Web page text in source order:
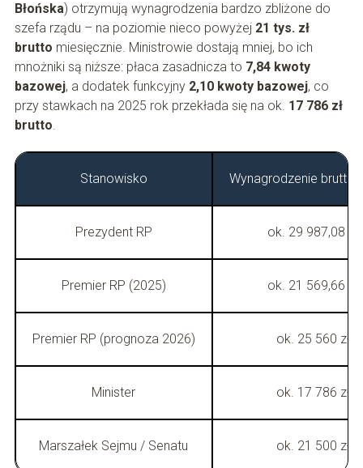
Błońska) otrzymują wynagrodzenia bardzo zbliżone do
szefa rządu – na poziomie nieco powyżej 21 tys. zł
brutto miesięcznie. Ministrowie dostają mniej, bo ich
mnożniki są niższe: płaca zasadnicza to 7,84 kwoty
bazowej, a dodatek funkcyjny 2,10 kwoty bazowej, co
przy stawkach na 2025 rok przekłada się na ok. 17 786 zł
brutto.
Stanowisko Wynagrodzenie brutto
Prezydent RP ok. 29 987,08 zł
Premier RP (2025) ok. 21 569,66 zł
Premier RP (prognoza 2026) ok. 25 560 zł
Minister ok. 17 786 zł
Marszałek Sejmu / Senatu ok. 21 500 zł